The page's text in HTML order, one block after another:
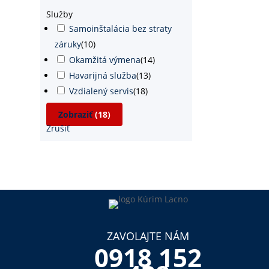
Služby
Samoinštalácia bez straty
záruky(10)
Okamžitá výmena(14)
Havarijná služba(13)
Vzdialený servis(18)
Zobraziť(18)
Zrušiť
ZAVOLAJTE NÁM
0918 152